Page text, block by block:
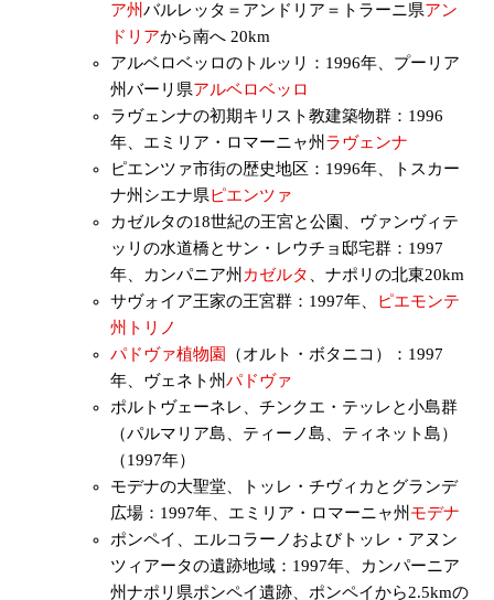
ア州バルレッタ＝アンドリア＝トラーニ県アン
ドリアから南へ 20km
アルベロベッロのトルッリ：1996年、プーリア
州バーリ県アルベロベッロ
ラヴェンナの初期キリスト教建築物群：1996
年、エミリア・ロマーニャ州 ラヴェンナ
ピエンツァ市街の歴史地区：1996年、トスカー
ナ州シエナ県ピエンツァ
カゼルタの18世紀の王宮と公園、ヴァンヴィテ
ッリの水道橋とサン・レウチョ邸宅群：1997
年、カンパニア州 カゼルタ 、ナポリの北東20km
サヴォイア王家の王宮群：1997年、
ピエモンテ
州 トリノ
パドヴァ植物園
（オルト・ボタニコ）：1997
年、ヴェネト州パドヴァ
ポルトヴェーネレ、チンクエ・テッレと小島群
（パルマリア島、ティーノ島、ティネット島）
（1997年）
モデナの大聖堂、トッレ・チヴィカとグランデ
広場：1997年、エミリア・ロマーニャ州 モデナ
ポンペイ、エルコラーノおよびトッレ・アヌン
ツィアータの遺跡地域：1997年、カンパーニア
州ナポリ県ポンペイ遺跡、ポンペイから2.5kmの